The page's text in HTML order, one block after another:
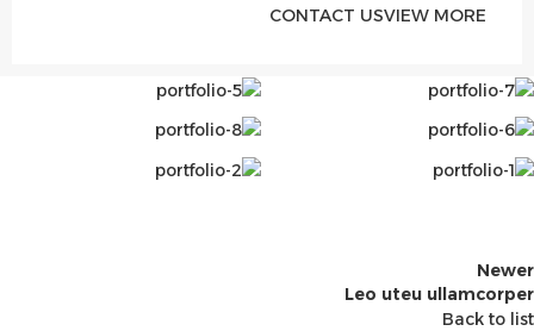
VIEW MORE
CONTACT US
Newer
Leo uteu ullamcorper
Back to list